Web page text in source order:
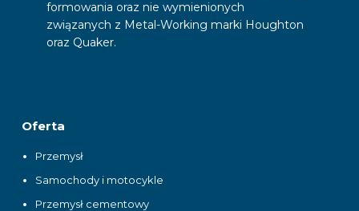
formowania oraz nie wymienionych
związanych z Metal-Working marki Houghton
oraz Quaker.
Oferta
Przemysł
Samochody i motocykle
Przemysł cementowy